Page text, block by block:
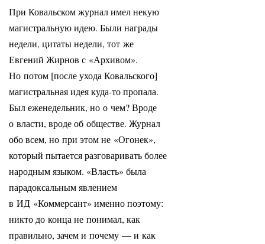
При Ковальском журнал имел некую
магистральную идею. Были награды
недели, цитаты недели, тот же
Евгений Жирнов с «Архивом».
Но потом [после ухода Ковальского]
магистральная идея куда-то пропала.
Был еженедельник, но о чем? Вроде
о власти, вроде об обществе. Журнал
обо всем, но при этом не «Огонек»,
который пытается разговаривать более
народным языком. «Власть» была
парадоксальным явлением
в ИД «Коммерсант» именно поэтому:
никто до конца не понимал, как
правильно, зачем и почему — и как